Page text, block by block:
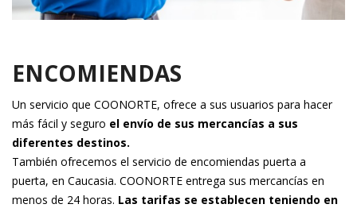
ENCOMIENDAS
Un servicio que COONORTE, ofrece a sus usuarios para hacer
más fácil y seguro el envío de sus mercancías a sus
diferentes destinos.
También ofrecemos el servicio de encomiendas puerta a
puerta, en Caucasia. COONORTE entrega sus mercancías en
menos de 24 horas. Las tarifas se establecen teniendo en